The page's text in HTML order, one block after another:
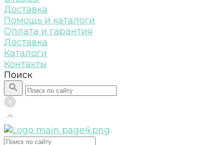
Доставка
Помощь и каталоги
Оплата и гарантия
Доставка
Каталоги
Контакты
Поиск